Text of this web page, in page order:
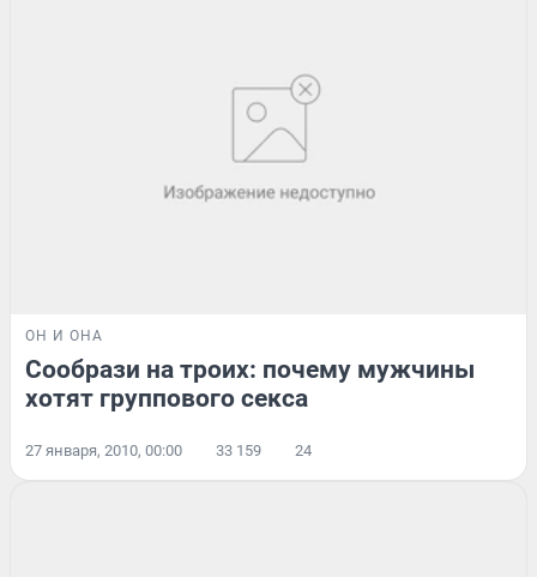
ОН И ОНА
Сообрази на троих: почему мужчины
хотят группового секса
27 января, 2010, 00:00 33 159 24